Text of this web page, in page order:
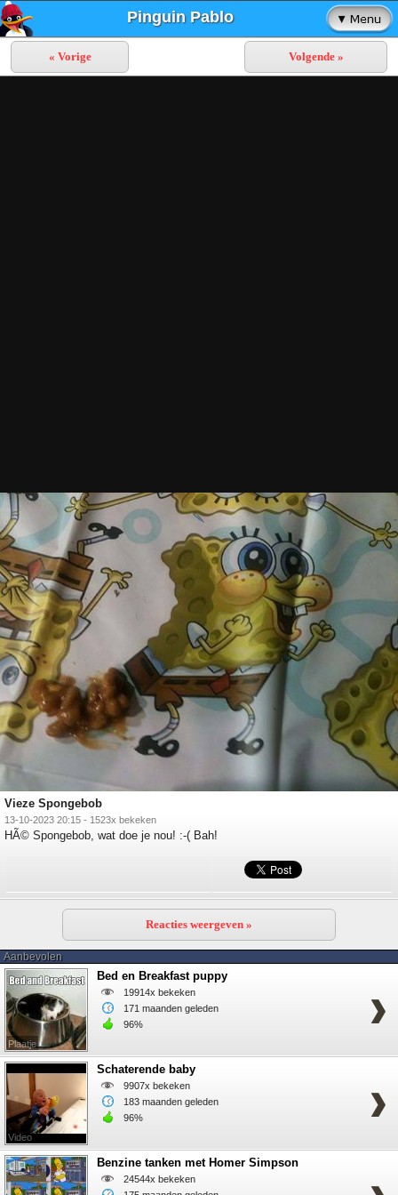
Pinguin Pablo
« Vorige Volgende »
Vieze Spongebob
13-10-2023 20:15 - 1523x bekeken
HÃ© Spongebob, wat doe je nou! :-( Bah!
Reacties weergeven »
Aanbevolen
Plaatje
Bed en Breakfast puppy
19914x bekeken
171 maanden geleden
96%
Video
Schaterende baby
9907x bekeken
183 maanden geleden
96%
Benzine tanken met Homer Simpson
24544x bekeken